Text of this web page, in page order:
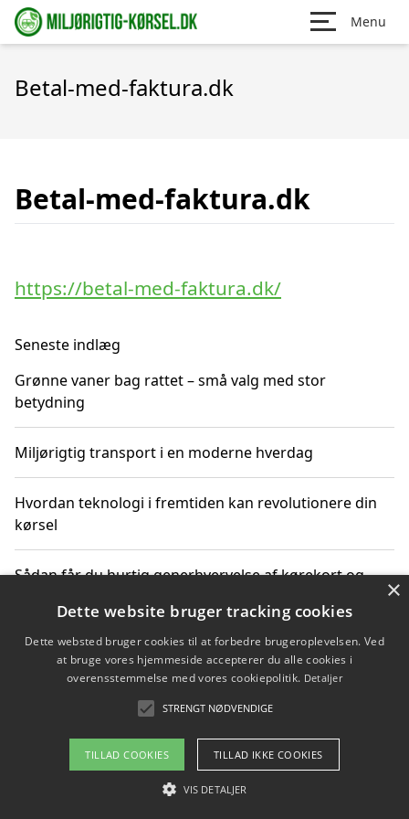
Menu
Betal-med-faktura.dk
Betal-med-faktura.dk
https://betal-med-faktura.dk/
Seneste indlæg
Grønne vaner bag rattet – små valg med stor
betydning
Miljørigtig transport i en moderne hverdag
Hvordan teknologi i fremtiden kan revolutionere din
kørsel
Sådan får du hurtig generhvervelse af kørekort og
Sådan lærer du miljørigtig kørsel hos en køreskole i
Gentofte
Copyright 2026 - Pilanto Aps
Om / kontakt
×
Dette website bruger tracking cookies
Dette websted bruger cookies til at forbedre brugeroplevelsen. Ved
at bruge vores hjemmeside accepterer du alle cookies i
overensstemmelse med vores cookiepolitik. Detaljer
STRENGT NØDVENDIGE
TILLAD COOKIES TILLAD IKKE COOKIES
VIS DETALJER